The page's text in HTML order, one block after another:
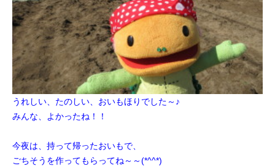
うれしい、たのしい、おいもほりでした～♪
みんな、よかったね！！
今夜は、持って帰ったおいもで、
ごちそうを作ってもらってね～～(*^^*)